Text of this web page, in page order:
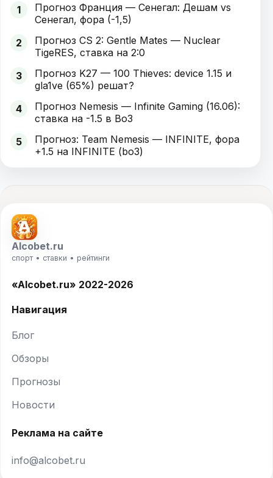
1
Прогноз Франция — Сенегал: Дешам vs
Сенегал, фора (-1,5)
2
Прогноз CS 2: Gentle Mates — Nuclear
TigeRES, ставка на 2:0
3
Прогноз K27 — 100 Thieves: device 1.15 и
gla1ve (65%) решат?
4
Прогноз Nemesis — Infinite Gaming (16.06):
ставка на -1.5 в Bo3
5
Прогноз: Team Nemesis — INFINITE, фора
+1.5 на INFINITE (bo3)
Alcobet.ru
спорт • ставки • рейтинги
«Alcobet.ru» 2022-2026
Навигация
Блог
Обзоры
Прогнозы
Новости
Реклама на сайте
info@alcobet.ru